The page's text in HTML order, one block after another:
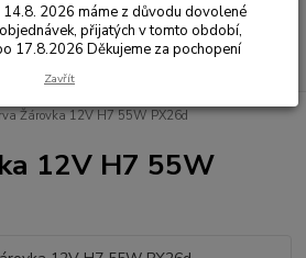
Hledat
Žárovka 12V H7 55W PX26d
12V H7 55W
2026 máme z důvodu dovolené
přijatých v tomto období,
17.8.2026 Děkujeme za pochopení
Zavřít